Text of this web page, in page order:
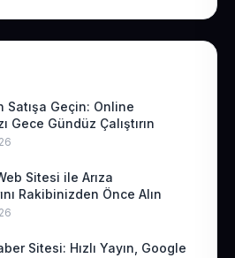
Satışa Geçin: Online
Gece Gündüz Çalıştırın
Sitesi ile Arıza
Rakibinizden Önce Alın
Sitesi: Hızlı Yayın, Google